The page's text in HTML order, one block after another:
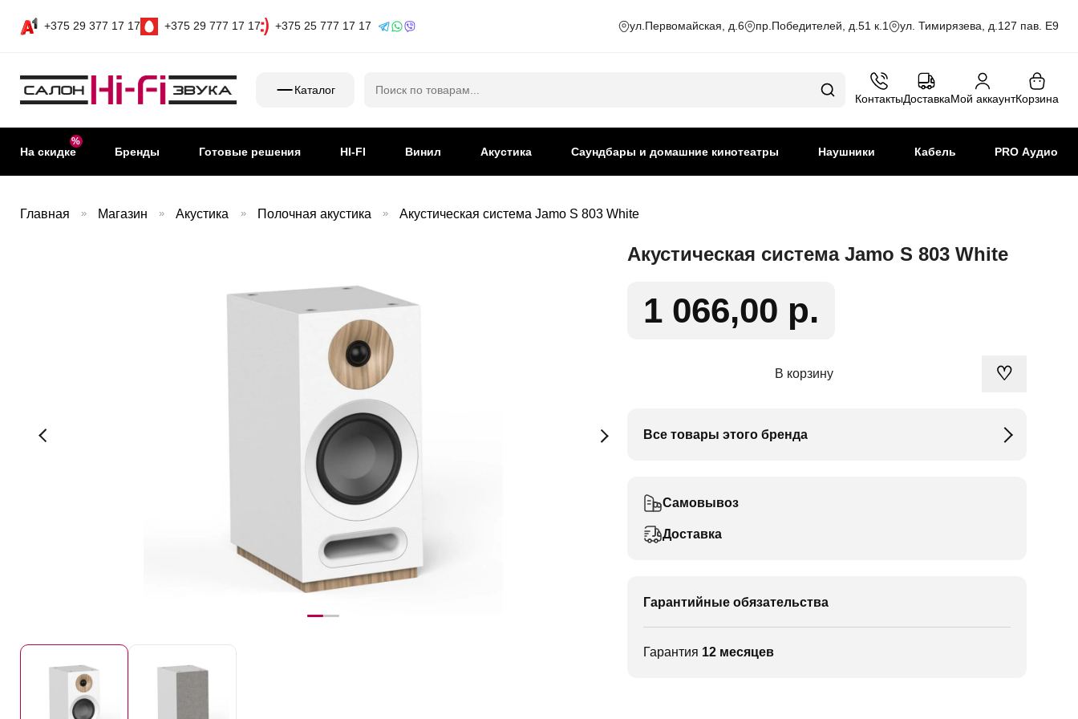
+375 29 377 17 17 +375 29 777 17 17 +375 25 777 17 17 ул.Первомайская, д.6 пр.Победителей, д.51 к.1 ул. Тимирязева, д.127 пав. Е9
Каталог
КонтактыДоставкаМой аккаунтКорзина
На скидке Бренды Готовые решения HI-FI Винил Акустика Саундбары и домашние кинотеатры Наушники Кабель PRO Аудио
Главная » Магазин » Акустика » Полочная акустика » Акустическая система Jamo S 803 White
Акустическая система Jamo S 803 White
1 066,00 р.
В корзину ♡
Все товары этого бренда
Самовывоз
Доставка
Гарантийные обязательства
Гарантия 12 месяцев